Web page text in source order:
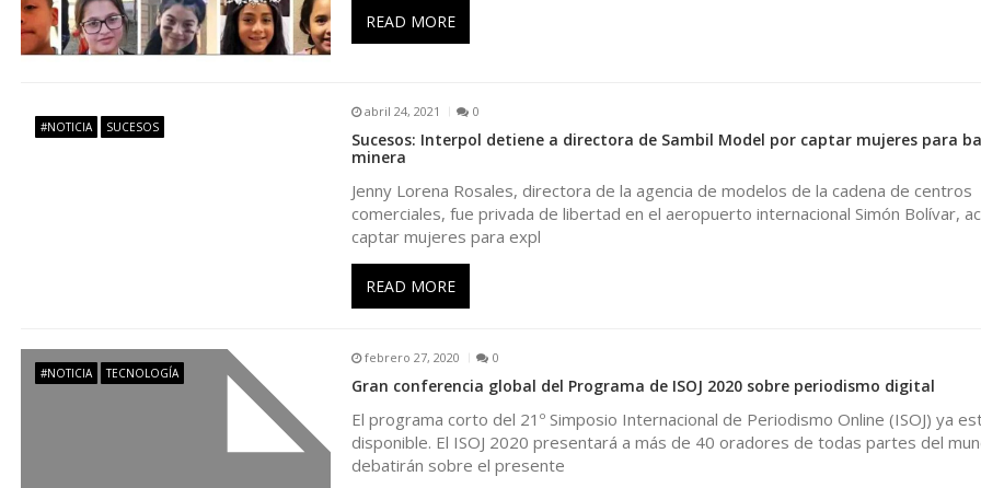
ó
d
t
READ MORE
#NOTICIA SUCESOS
abril 24, 2021 0
Sucesos: Interpol detiene a directora de Sambil Model por captar mujeres para
minera
Jenny Lorena Rosales, directora de la agencia de modelos de la cadena de centros
comerciales, fue privada de libertad en el aeropuerto internacional Simón Bolívar,
captar mujeres para expl
READ MORE
#NOTICIA TECNOLOGÍA
febrero 27, 2020 0
Gran conferencia global del Programa de ISOJ 2020 sobre periodismo digital
El programa corto del 21º Simposio Internacional de Periodismo Online (ISOJ) ya
disponible. El ISOJ 2020 presentará a más de 40 oradores de todas partes del
debatirán sobre el presente